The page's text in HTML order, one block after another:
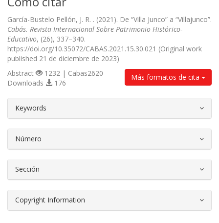
García-Bustelo Pellón, J. R. . (2021). De “Villa Junco” a “Villajunco”.
Cabás. Revista Internacional Sobre Patrimonio Histórico-
Educativo, (26), 337–340.
https://doi.org/10.35072/CABAS.2021.15.30.021 (Original work
published 21 de diciembre de 2023)
Más formatos de cita
Abstract
1232 | Cabas2620
Downloads
176
Keywords
Número
Sección
Copyright Information